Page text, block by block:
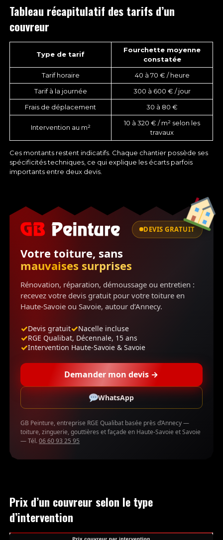
Tableau récapitulatif des tarifs d’un
couvreur
Type de tarif
Fourchette moyenne
constatée
Tarif horaire
40 à 70 € / heure
Tarif à la journée
300 à 600 € / jour
Frais de déplacement
30 à 80 €
Intervention au m²
10 à 320 € / m² selon les
travaux
Ces montants restent indicatifs. Chaque chantier possède ses
spécificités techniques, ce qui explique les écarts parfois
importants entre deux devis.
DEVIS GRATUIT
Votre toiture, sans
mauvaises surprises
Rénovation, réparation, démoussage ou entretien :
recevez votre devis gratuit pour votre toiture en
Haute-Savoie ou Savoie, autour d’Annecy.
Devis gratuit
Nacelle incluse
RGE Qualibat, Décennale, 15 ans
Intervention Haute-Savoie & Savoie
Demander mon devis →
WhatsApp
GB Peinture, entreprise RGE Qualibat basée près d’Annecy —
toiture, zinguerie, gouttières et façade en Haute-Savoie et Savoie
— Tél.06 60 93 25 95
Prix d’un couvreur selon le type
d’intervention